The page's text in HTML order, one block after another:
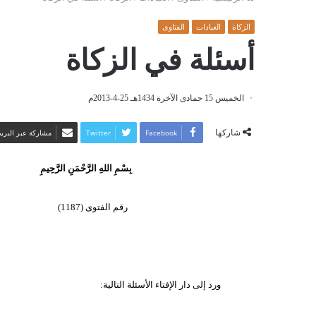
الزكاة العبادات الفتاوى
أسئلة في الزكاة
الخميس 15 جمادى الآخرة 1434هـ 25-4-2013م
شاركها Facebook
Twitter مشاركة عبر
بِسْمِ اللهِ الرَّحْمَنِ الرَّحِيمِ
رقم الفتوى (1187)
ورد إلى دار الإفتاء الأسئلة التالية: